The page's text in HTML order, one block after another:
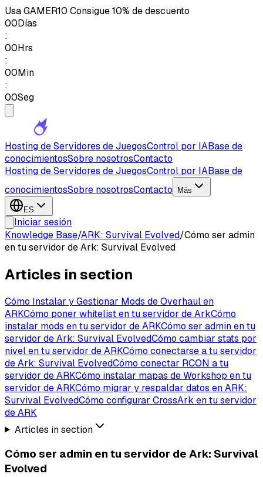
UsaGAMER10 Consigue 10% de descuento
00Días
:
00Hrs
:
00Min
:
00Seg
Hosting de Servidores de JuegosControl por IABase de
conocimientosSobre nosotrosContacto
Hosting de Servidores de JuegosControl por IABase de
conocimientosSobre nosotrosContacto Más
ES
Iniciar sesión
Knowledge Base/ARK: Survival Evolved/Cómo ser admin
en tu servidor de Ark: Survival Evolved
Articles in section
Cómo Instalar y Gestionar Mods de Overhaul en
ARKCómo poner whitelist en tu servidor de ArkCómo
instalar mods en tu servidor de ARKCómo ser admin en tu
servidor de Ark: Survival EvolvedCómo cambiar stats por
nivel en tu servidor de ARKCómo conectarse a tu servidor
de Ark: Survival EvolvedCómo conectar RCON a tu
servidor de ARKCómo instalar mapas de Workshop en tu
servidor de ARKCómo migrar y respaldar datos en ARK:
Survival EvolvedCómo configurar CrossArk en tu servidor
de ARK
Articles in section
Cómo ser admin en tu servidor de Ark: Survival
Evolved